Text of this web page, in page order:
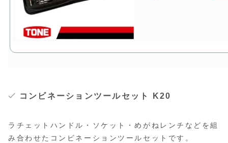
コンビネーションツールセット K20
ラチェットハンドル・ソケット・めがねレンチなどを組
み合わせたコンビネーションツールセットです。